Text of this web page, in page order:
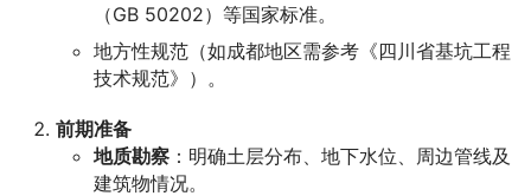
（GB 50202）等国家标准。
地方性规范（如成都地区需参考《四川省基坑工程
技术规范》）。
前期准备
地质勘察 ：明确土层分布、地下水位、周边管线及
建筑物情况。